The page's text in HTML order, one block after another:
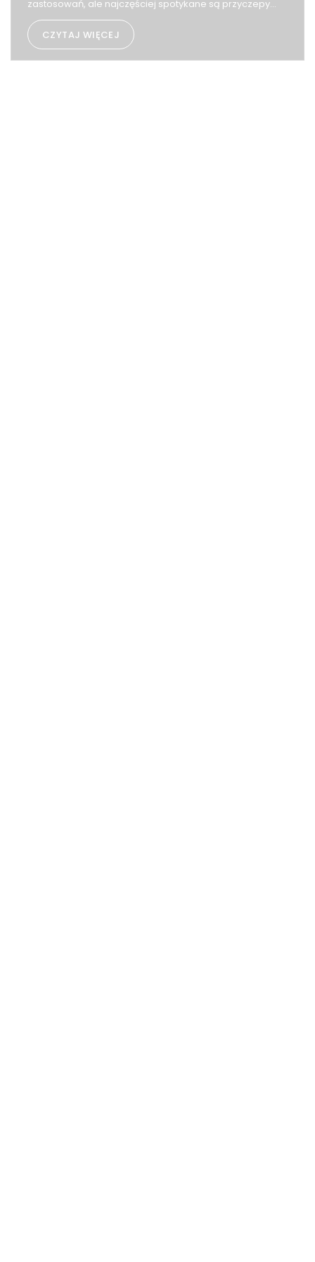
zastosowań, ale najczęściej spotykane są przyczepy
towarowe z burtami, służące do przewozu ładunków.
W tym wpisie postaramy się wyjaśnić, jakie rodzaje
CZYTAJ WIĘCEJ